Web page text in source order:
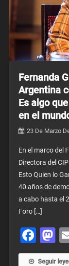
Fernanda
Argentina
Es algo
en el
23 De Marzo
En el marco del
Directora del
Esto Quien lo
40 años de
a cabo hasta el
Foro […]
Seguir